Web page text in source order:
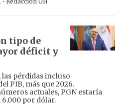
tipo de
déficit y
las pérdidas incluso
PIB, más que 2026.
actuales, PGN estaría
por dólar.